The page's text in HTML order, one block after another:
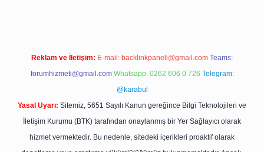
Reklam ve İletişim: E-mail: backlinkpaneli@gmail.com Teams:
forumhizmeti@gmail.com Whatsapp: 0262 606 0 726 Telegram:
@karabul
Yasal Uyarı: Sitemiz, 5651 Sayılı Kanun gereğince Bilgi Teknolojileri ve
İletişim Kurumu (BTK) tarafından onaylanmış bir Yer Sağlayıcı olarak
hizmet vermektedir. Bu nedenle, sitedeki içerikleri proaktif olarak